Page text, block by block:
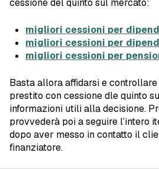
cessione del quinto sul mercato:
migliori cessioni per
migliori cessioni per
migliori cessioni per
Basta allora affidarsi e
prestito con cessione dle quinto
informazioni utili alla decisione.
provvederà poi a seguire l’intero
dopo aver messo in contatto il
finanziatore.